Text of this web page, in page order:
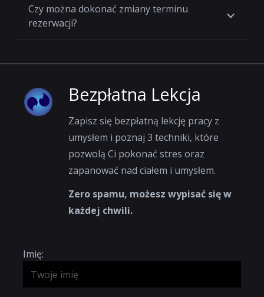
Czy można dokonać zmiany terminu
rezerwacji?
Bezpłatna Lekcja
Zapisz się bezpłatną lekcję pracy z
umysłem i poznaj 3 techniki, które
pozwolą Ci pokonać stres oraz
zapanować nad ciałem i umysłem.
Zero spamu, możesz wypisać się w
każdej chwili.
Imię: